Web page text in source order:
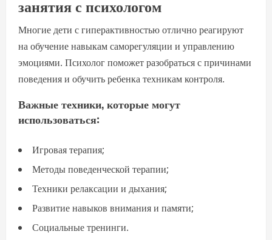
занятия с психологом
Многие дети с гиперактивностью отлично реагируют
на обучение навыкам саморегуляции и управлению
эмоциями. Психолог поможет разобраться с причинами
поведения и обучить ребенка техникам контроля.
Важные техники, которые могут
использоваться:
Игровая терапия;
Методы поведенческой терапии;
Техники релаксации и дыхания;
Развитие навыков внимания и памяти;
Социальные тренинги.